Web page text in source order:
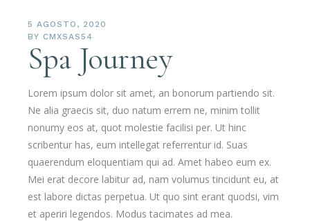
5 AGOSTO, 2020
BY CMXSAS54
Spa Journey
Lorem ipsum dolor sit amet, an bonorum partiendo sit.
Ne alia graecis sit, duo natum errem ne, minim tollit
nonumy eos at, quot molestie facilisi per. Ut hinc
scribentur has, eum intellegat referrentur id. Suas
quaerendum eloquentiam qui ad. Amet habeo eum ex.
Mei erat decore labitur ad, nam volumus tincidunt eu, at
est labore dictas perpetua. Ut quo sint erant quodsi, vim
et aperiri legendos. Modus tacimates ad mea.